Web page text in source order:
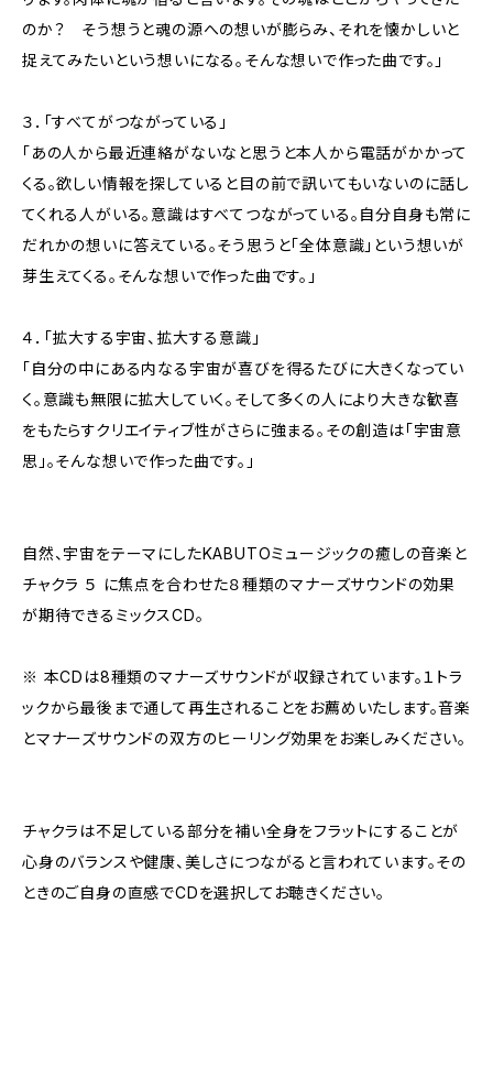
のか？ そう想うと魂の源への想いが膨らみ、それを懐かしいと
捉えてみたいという想いになる。そんな想いで作った曲です。」
３．「すべてがつながっている」
「あの人から最近連絡がないなと思うと本人から電話がかかって
くる。欲しい情報を探していると目の前で訊いてもいないのに話し
てくれる人がいる。意識はすべてつながっている。自分自身も常に
だれかの想いに答えている。そう思うと「全体意識」という想いが
芽生えてくる。そんな想いで作った曲です。」
４．「拡大する宇宙、拡大する意識」
「自分の中にある内なる宇宙が喜びを得るたびに大きくなってい
く。意識も無限に拡大していく。そして多くの人により大きな歓喜
をもたらすクリエイティブ性がさらに強まる。その創造は「宇宙意
思」。そんな想いで作った曲です。」
自然、宇宙をテーマにしたKABUTOミュージックの癒しの音楽と
チャクラ ５ に焦点を合わせた８種類のマナーズサウンドの効果
が期待できるミックスCD。
※ 本CDは8種類のマナーズサウンドが収録されています。１トラ
ックから最後まで通して再生されることをお薦めいたします。音楽
とマナーズサウンドの双方のヒーリング効果をお楽しみください。
チャクラは不足している部分を補い全身をフラットにすることが
心身のバランスや健康、美しさにつながると言われています。その
ときのご自身の直感でCDを選択してお聴きください。